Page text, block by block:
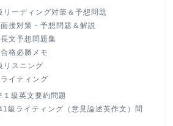
リーディング対策＆予想問題
接対策・予想問題＆解説
文予想問題集
格必勝メモ
リスニング
イティング
１級英文要約問題
1級ライティング（意見論述英作文）問